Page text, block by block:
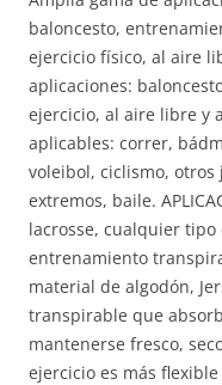
baloncesto,
ejercicio físico, al aire
aplicaciones:
ejercicio, al aire libre y
aplicables: correr,
voleibol, ciclismo, otros
extremos, baile.
lacrosse, cualquier
entrenamiento
material de algodón,
transpirable que
mantenerse fresco,
ejercicio es más